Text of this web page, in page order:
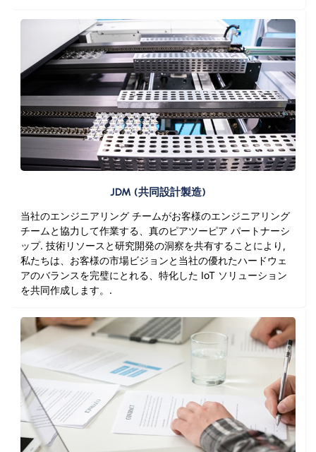
JDM (共同設計製造)
当社のエンジニアリング チームがお客様のエンジニアリング
チームと協力して作業する、真のピアツーピア パートナーシ
ップ. 技術リソースと研究開発の洞察を共有することにより,
私たちは、お客様の市場ビジョンと当社の優れたハードウェ
アのバランスを完璧にとれる、特化した IoT ソリューション
を共同作成します。.